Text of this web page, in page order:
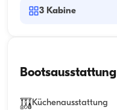
3 Kabine
Bootsausstattung
Küchenausstattung